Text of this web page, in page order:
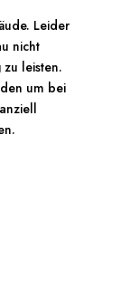
Leider
nicht
leisten.
um bei